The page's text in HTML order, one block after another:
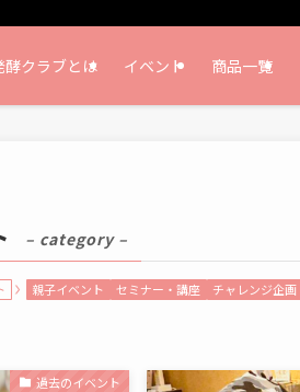
酵クラブとは イベント 商品一覧
– category –
親子イベント セミナー・講座 チャレンジ企画
過去のイベント